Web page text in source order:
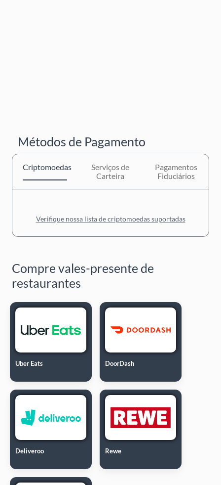
Métodos de Pagamento
Criptomoedas
Serviços de
Carteira
Pagamentos
Fiduciários
Verifique nossa lista de criptomoedas suportadas
Compre vales-presente de
restaurantes
Uber Eats DoorDash
Deliveroo Rewe